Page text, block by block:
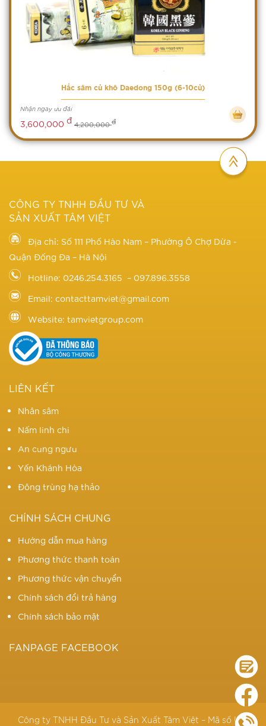
Hắc sâm củ khô Daedong 150g (6-10củ)
Nhận ngay ưu đãi
3,600,000 đ 4,200,000đ
CÔNG TY TNHH ĐẦU TƯ VÀ
SẢN XUẤT TÂM VIỆT
Địa chỉ: Số 111 Phố Hào Nam – Phường Ô Chợ Dừa -
Quận Đống Đa – Hà Nội
Hotline: 0246.254.3165 – 097.896.3558
Email: contacttamviet@gmail.com
Website: tamvietgroup.com
LIÊN KẾT
Nhân sâm
Nấm linh chi
An cung ngưu
Yến Khánh Hòa
Đông trùng hạ thảo
CHÍNH SÁCH CHUNG
Hướng dẫn mua hàng
Phương thức thanh toán
Phương thức vận chuyển
Chính sách đổi trả hàng
Chính sách bảo mật
FANPAGE FACEBOOK
Công ty TNHH Đầu Tư và Sản Xuất Tâm Việt – Mã số KD: